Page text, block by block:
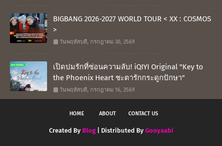
BIGBANG 2026-2027 WORLD TOUR < XX : COSMOS
>
วันพฤหัสบดี, กรกฎาคม 30, 2569
เปิดปมรักที่ซ่อนความลับ! iQIYI Original "Key to
the Phoenix Heart ชะตารักกระดูกปักษา"
วันพฤหัสบดี, กรกฎาคม 16, 2569
HOME ABOUT CONTACT US
Created By Blog| Distributed By Gooyaabi